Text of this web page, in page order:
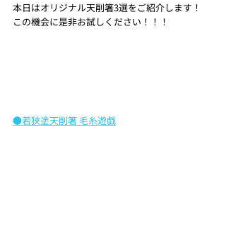
本日はオリジナル天削箸3選をご紹介します！
この機会に是非お試しください！！！
●若狭塗天削箸 毛糸遊戯